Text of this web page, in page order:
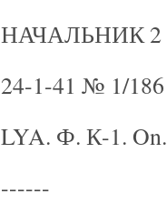
НАЧАЛЬНИК
24-1-41 № 1/186
LYA. Ф. К-1.
------